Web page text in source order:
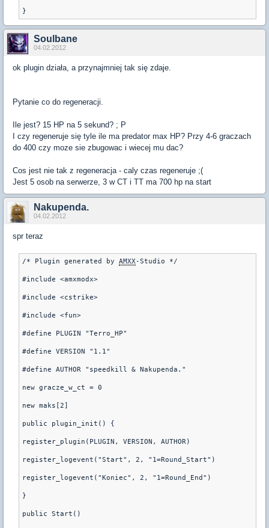
Soulbane
04.02.2012
ok plugin działa, a przynajmniej tak się zdaje.
Pytanie co do regeneracji.
Ile jest? 15 HP na 5 sekund? ; P
I czy regeneruje się tyle ile ma predator max HP? Przy 4-6 graczach
do 400 czy moze sie zbugowac i wiecej mu dac?
Cos jest nie tak z regeneracja - caly czas regeneruje ;(
Jest 5 osob na serwerze, 3 w CT i TT ma 700 hp na start
Nakupenda.
04.02.2012
spr teraz
/* Plugin generated by AMXX-Studio */
#include <amxmodx>
#include <cstrike>
#include <fun>
#define PLUGIN "Terro_HP"
#define VERSION "1.1"
#define AUTHOR "speedkill & Nakupenda."
new gracze_w_ct = 0
new maks[2]
public plugin_init() {
register_plugin(PLUGIN, VERSION, AUTHOR)
register_logevent("Start", 2, "1=Round_Start")
register_logevent("Koniec", 2, "1=Round_End")
}
public Start()